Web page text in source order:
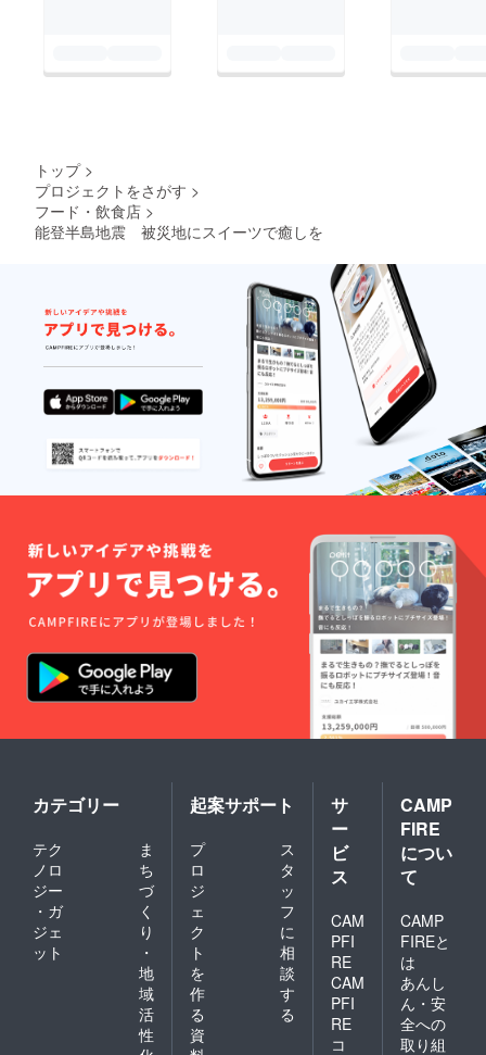
トップ >
プロジェクトをさがす >
フード・飲食店 >
能登半島地震 被災地にスイーツで癒しを
カテゴリー
テク
ノロ
ジー
・ガ
ジェ
ット
ま
ち
づ
く
り
・
地
域
活
性
起案サポート
プ
ロ
ジ
ェ
ク
ト
を
作
る
ス
タ
ッ
フ
に
相
談
す
る
資
サ
ー
ビ
ス
CAM
PFI
RE
CAM
PFI
RE
コ
CAMP
FIRE
につい
て
CAMP
FIREと
は
あんし
ん・安
全への
取り組